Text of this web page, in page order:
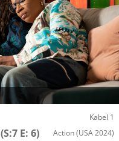
Kabel 1
(S:7 E: 6) Action(USA 2024)